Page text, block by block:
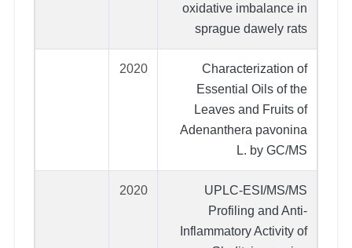
oxidative imbalance in
sprague dawely rats
Characterization of
Essential Oils of the
Leaves and Fruits of
Adenanthera pavonina
L. by GC/MS
2020
UPLC-ESI/MS/MS
Profiling and Anti-
Inflammatory Activity of
2020